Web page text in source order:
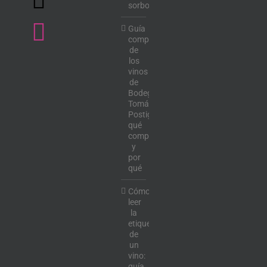
sorbo
Guía
completa
de
los
vinos
de
Bodega
Tomás
Postigo:
qué
comprar
y
por
qué
Cómo
leer
la
etiqueta
de
un
vino: